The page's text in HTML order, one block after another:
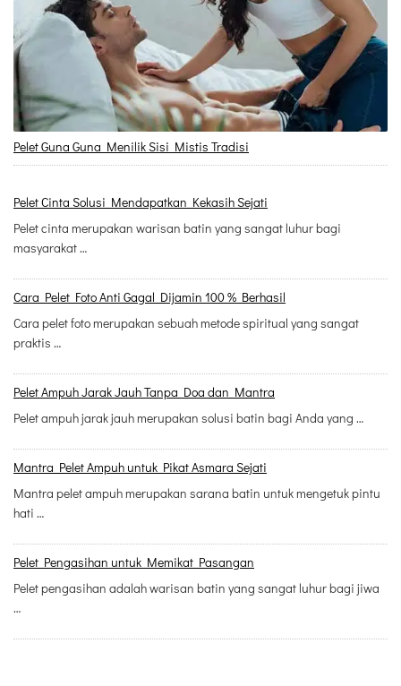
Pelet Guna Guna Menilik Sisi Mistis Tradisi
Pelet Cinta Solusi Mendapatkan Kekasih Sejati
Pelet cinta merupakan warisan batin yang sangat luhur bagi
masyarakat …
Cara Pelet Foto Anti Gagal Dijamin 100 % Berhasil
Cara pelet foto merupakan sebuah metode spiritual yang sangat
praktis …
Pelet Ampuh Jarak Jauh Tanpa Doa dan Mantra
Pelet ampuh jarak jauh merupakan solusi batin bagi Anda yang …
Mantra Pelet Ampuh untuk Pikat Asmara Sejati
Mantra pelet ampuh merupakan sarana batin untuk mengetuk pintu
hati …
Pelet Pengasihan untuk Memikat Pasangan
Pelet pengasihan adalah warisan batin yang sangat luhur bagi jiwa
…